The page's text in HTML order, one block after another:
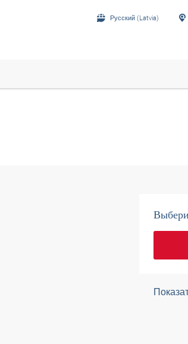
Русский (Latvia)